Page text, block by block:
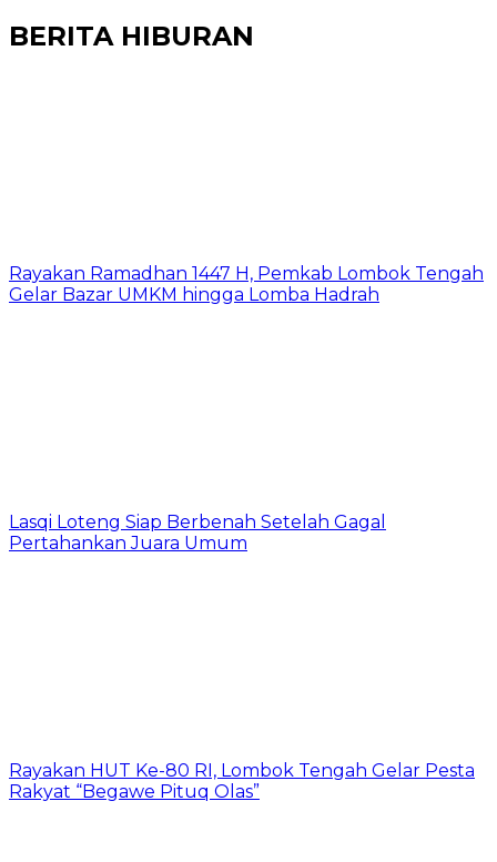
BERITA HIBURAN
Rayakan Ramadhan 1447 H, Pemkab Lombok Tengah
Gelar Bazar UMKM hingga Lomba Hadrah
Lasqi Loteng Siap Berbenah Setelah Gagal
Pertahankan Juara Umum
Rayakan HUT Ke-80 RI, Lombok Tengah Gelar Pesta
Rakyat “Begawe Pituq Olas”